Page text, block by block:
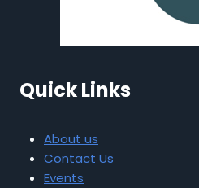
Quick Links
About us
Contact Us
Events